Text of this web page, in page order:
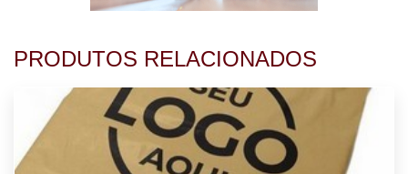
PRODUTOS RELACIONADOS